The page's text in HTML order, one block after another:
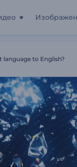
Бриллианты
to English?